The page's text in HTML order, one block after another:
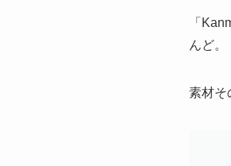
「
んど。
素材そ